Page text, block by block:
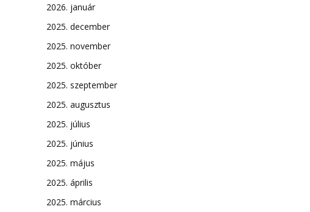
2026. január
2025. december
2025. november
2025. október
2025. szeptember
2025. augusztus
2025. július
2025. június
2025. május
2025. április
2025. március